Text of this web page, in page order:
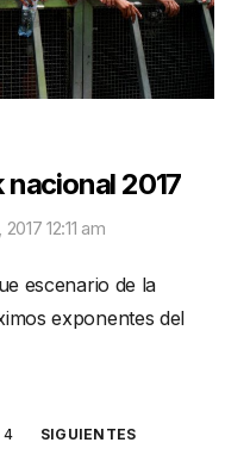
2017
12:11 am
escenario de la
exponentes del
4 SIGUIENTES